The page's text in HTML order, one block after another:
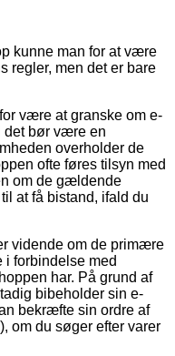
kunne man for at være
regler, men det er bare
være at granske om e-
det bør være en
overholder de
ofte føres tilsyn med
om de gældende
at få bistand, ifald du
vidende om de primære
forbindelse med
har. På grund af
bibeholder sin e-
bekræfte sin ordre af
om du søger efter varer